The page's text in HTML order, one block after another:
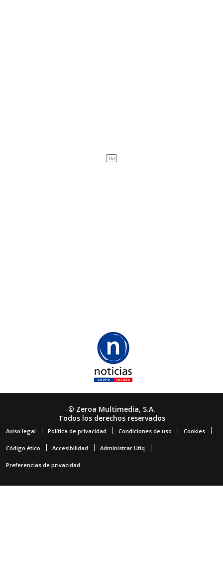
© Zeroa Multimedia, S.A.
Todos los derechos reservados
Aviso legal Política de privacidad Condiciones de uso Cookies
Código ético Accesibilidad Administrar Utiq
Preferencias de privacidad